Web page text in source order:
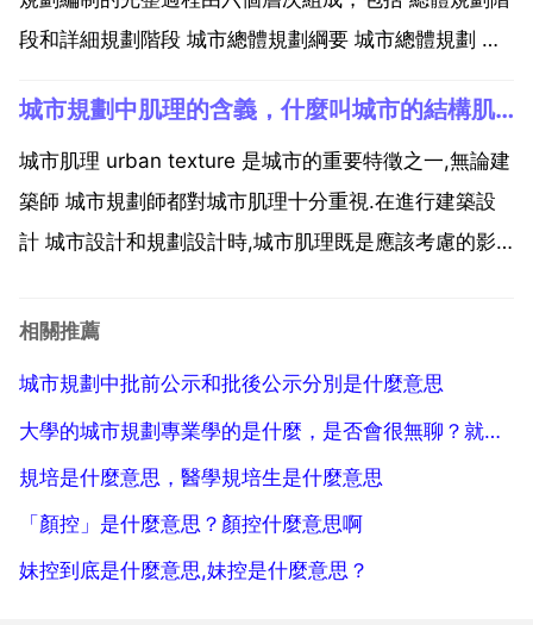
段和詳細規劃階段 城市總體規劃綱要 城市總體規劃 含
槽規劃 控制性詳細規劃和修建性詳細規劃。編制城市規
劃的目的在於 在城市發展戰略和城市規劃中，所擬定
的...
城市規劃中肌理的含義，什麼叫城市的結構肌理
城市肌理 urban texture 是城市的重要特徵之一,無論建
築師 城市規劃師都對城市肌理十分重視.在進行建築設
計 城市設計和規劃設計時,城市肌理既是應該考慮的影
理方面的共識,明確城市肌理的概念,賦予了城市肌理抽
相關推薦
城市規劃中批前公示和批後公示分別是什麼意思
大學的城市規劃專業學的是什麼，是否會很無聊？就業怎麼樣
規培是什麼意思，醫學規培生是什麼意思
「顏控」是什麼意思？顏控什麼意思啊
妹控到底是什麼意思,妹控是什麼意思？